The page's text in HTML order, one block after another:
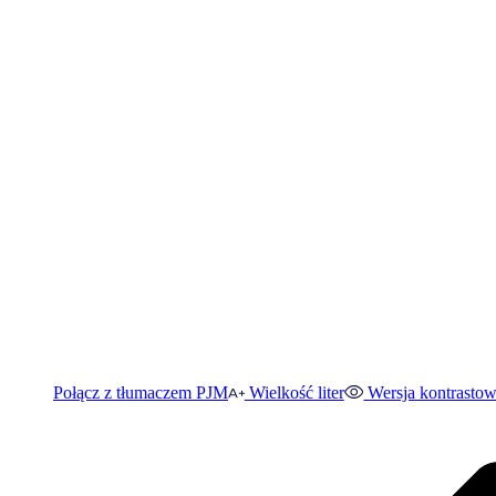
Połącz z tłumaczem PJM Wielkość liter Wersja